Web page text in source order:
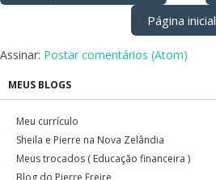
Página inicial
Assinar: Postar comentários (Atom)
MEUS BLOGS
Meu currículo
Sheila e Pierre na Nova Zelândia
Meus trocados ( Educação financeira )
Blog do Pierre Freire